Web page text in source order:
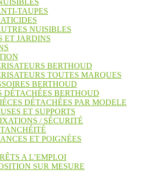
TAUPES
NUISIBLES
ET JARDINS
BERTHOUD
TOUTES MARQUES
BERTHOUD
DÉTACHÉES BERTHOUD
DÉTACHÉES PAR MODELE
ET SUPPORTS
/ SÉCURITÉ
ET POIGNÉES
A L’EMPLOI
SUR MESURE